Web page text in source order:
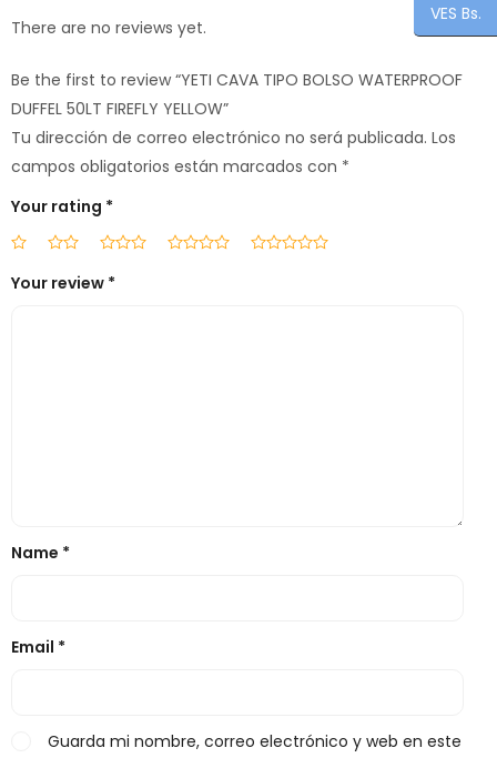
There are no reviews yet.
Be the first to review “YETI CAVA TIPO BOLSO WATERPROOF
DUFFEL 50LT FIREFLY YELLOW”
Tu dirección de correo electrónico no será publicada. Los
campos obligatorios están marcados con *
Your rating *
Your review *
Name *
Email *
Guarda mi nombre, correo electrónico y web en este
VES Bs.